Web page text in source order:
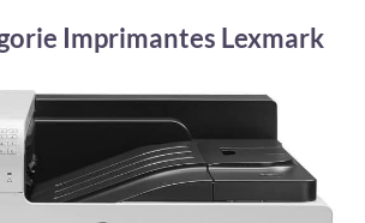
Imprimantes Lexmark